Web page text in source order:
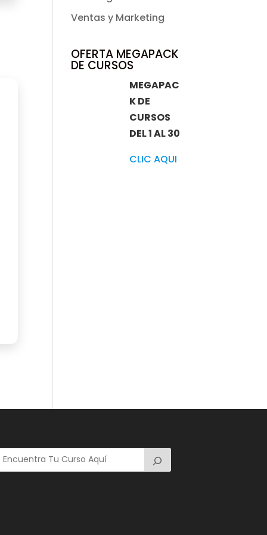
Ventas y Marketing
OFERTA MEGAPACK
DE CURSOS
MEGAPAC
K DE
CURSOS
DEL 1 AL 30
CLIC AQUI